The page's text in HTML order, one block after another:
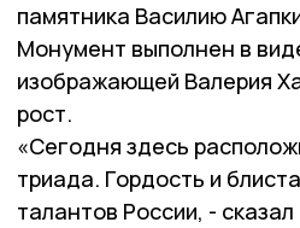
памятника Василию
Монумент выполнен в
изображающей Валерия
рост.
«Сегодня здесь
триада. Гордость и
талантов России, -